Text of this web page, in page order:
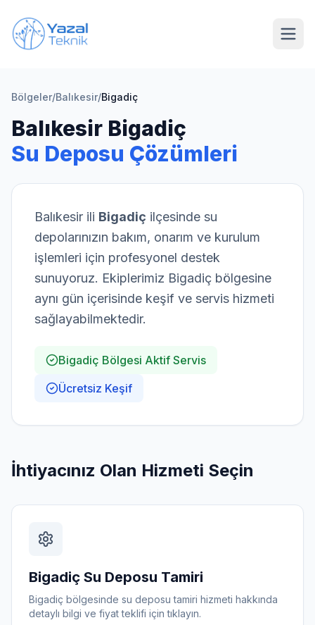
Bölgeler/Balıkesir/Bigadiç
Balıkesir Bigadiç
Su Deposu Çözümleri
Balıkesir ili Bigadiç ilçesinde su
depolarınızın bakım, onarım ve kurulum
işlemleri için profesyonel destek
sunuyoruz. Ekiplerimiz Bigadiç bölgesine
aynı gün içerisinde keşif ve servis hizmeti
sağlayabilmektedir.
Bigadiç Bölgesi Aktif Servis
Ücretsiz Keşif
İhtiyacınız Olan Hizmeti Seçin
Bigadiç Su Deposu Tamiri
Bigadiç bölgesinde su deposu tamiri hizmeti hakkında
detaylı bilgi ve fiyat teklifi için tıklayın.